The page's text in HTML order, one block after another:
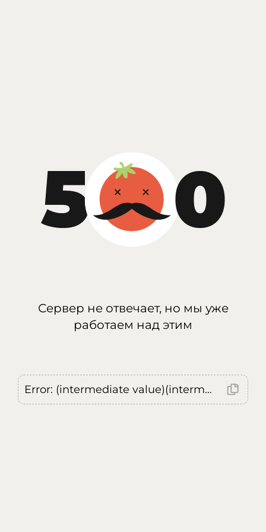
Сервер не отвечает, но мы уже
работаем над этим
Error: (intermediate value)(intermediate value)(intermediate value).replaceAll is not a function